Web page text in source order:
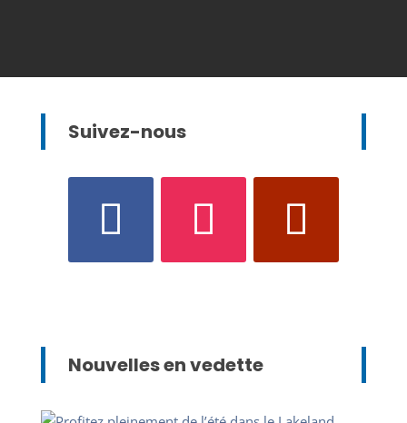
Suivez-nous
Nouvelles en vedette